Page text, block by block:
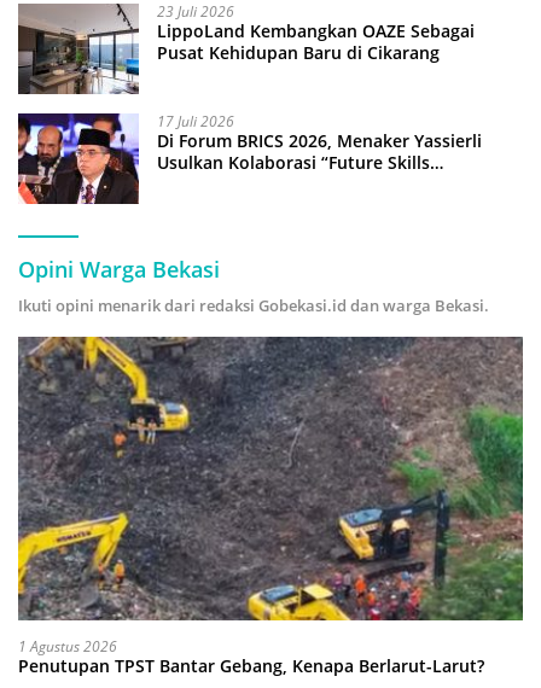
23 Juli 2026
LippoLand Kembangkan OAZE Sebagai
Pusat Kehidupan Baru di Cikarang
17 Juli 2026
Di Forum BRICS 2026, Menaker Yassierli
Usulkan Kolaborasi “Future Skills
Opini Warga Bekasi
Ikuti opini menarik dari redaksi Gobekasi.id dan warga Bekasi.
1 Agustus 2026
Penutupan TPST Bantar Gebang, Kenapa Berlarut-Larut?